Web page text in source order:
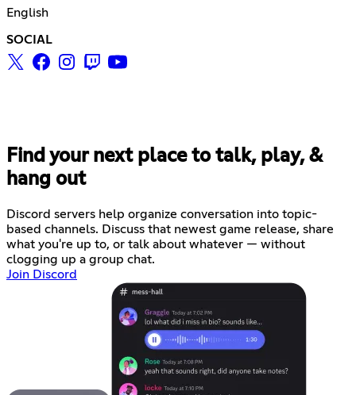
English
SOCIAL
Find your next place to talk, play, &
hang out
Discord servers help organize conversation into topic-
based channels. Discuss that newest game release, share
what you're up to, or talk about whatever — without
clogging up a group chat.
Join Discord